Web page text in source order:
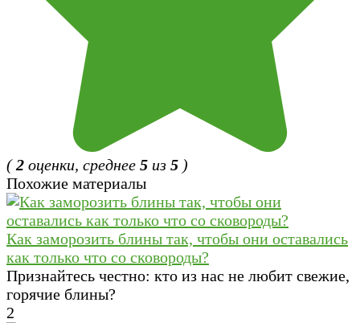
(2 оценки, среднее 5 из 5 )
Похожие материалы
Как заморозить блины так, чтобы они оставались
как только что со сковороды?
Признайтесь честно: кто из нас не любит свежие,
горячие блины?
2